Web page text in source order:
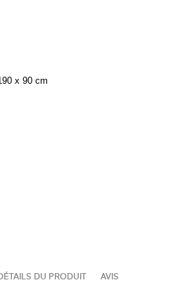
x 90 cm
DU PRODUIT AVIS